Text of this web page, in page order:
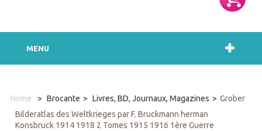
MENU
Home > Brocante > Livres, BD, Journaux, Magazines > Grober
Bilderatlas des Weltkrieges par F. Bruckmann herman
Konsbruck 1914 1918 2 Tomes 1915 1916 1ère Guerre